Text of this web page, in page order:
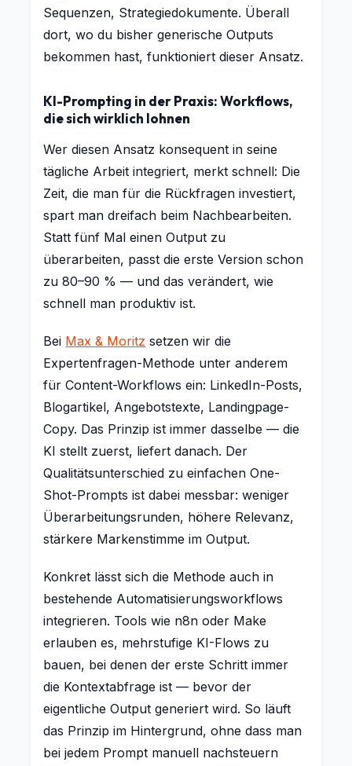
Sequenzen, Strategiedokumente. Überall
dort, wo du bisher generische Outputs
bekommen hast, funktioniert dieser Ansatz.
KI-Prompting in der Praxis: Workflows,
die sich wirklich lohnen
Wer diesen Ansatz konsequent in seine
tägliche Arbeit integriert, merkt schnell: Die
Zeit, die man für die Rückfragen investiert,
spart man dreifach beim Nachbearbeiten.
Statt fünf Mal einen Output zu
überarbeiten, passt die erste Version schon
zu 80–90 % — und das verändert, wie
schnell man produktiv ist.
Bei Max & Moritz setzen wir die
Expertenfragen-Methode unter anderem
für Content-Workflows ein: LinkedIn-Posts,
Blogartikel, Angebotstexte, Landingpage-
Copy. Das Prinzip ist immer dasselbe — die
KI stellt zuerst, liefert danach. Der
Qualitätsunterschied zu einfachen One-
Shot-Prompts ist dabei messbar: weniger
Überarbeitungsrunden, höhere Relevanz,
stärkere Markenstimme im Output.
Konkret lässt sich die Methode auch in
bestehende Automatisierungsworkflows
integrieren. Tools wie n8n oder Make
erlauben es, mehrstufige KI-Flows zu
bauen, bei denen der erste Schritt immer
die Kontextabfrage ist — bevor der
eigentliche Output generiert wird. So läuft
das Prinzip im Hintergrund, ohne dass man
bei jedem Prompt manuell nachsteuern